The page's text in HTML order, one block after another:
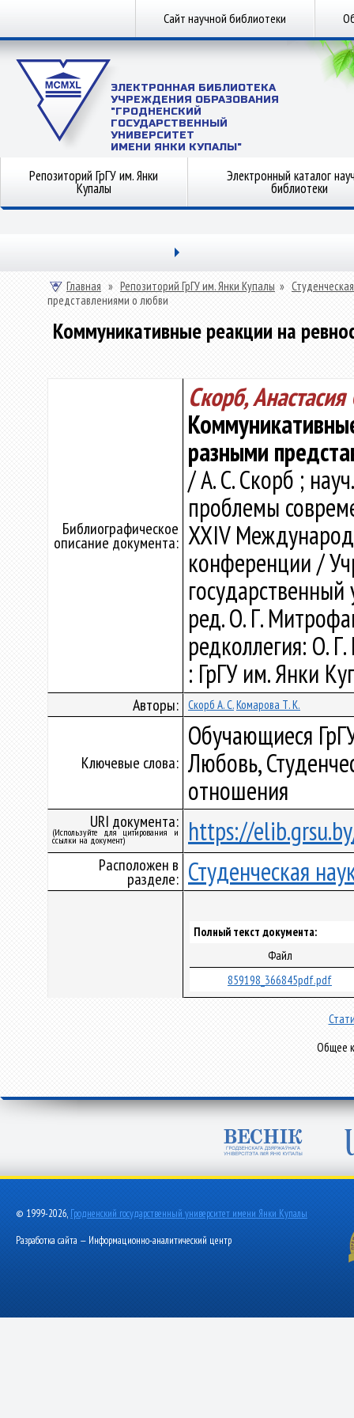
Сайт научной библиотеки
ЭЛЕКТРОННАЯ БИБЛИОТЕКА
УЧРЕЖДЕНИЯ ОБРАЗОВАНИЯ
"ГРОДНЕНСКИЙ
ГОСУДАРСТВЕННЫЙ
УНИВЕРСИТЕТ
ИМЕНИ ЯНКИ КУПАЛЫ"
Репозиторий ГрГУ им. Янки
Купалы
Электронный каталог
библиотеки
Главная » Репозиторий ГрГУ им. Янки Купалы »
представлениями о любви
Коммуникативные реакции на
Библиографическое
описание документа:
Скорб,
разными
/ А. С. Скорб ;
проблемы
XXIV
конференции /
ред. О. Г.
редколлегия: О.
: ГрГУ им. Янки
Авторы: Скорб А. С.Комарова Т. К.
Ключевые слова:
Обучающиеся
Любовь,
отношения
URI документа:
(Используйте для цитирования и
ссылки на документ) https://
Расположен в
разделе: Студенческая
Полный текст документа:
Файл
859198_366845pdf.pdf
Общее
© 1999-2026, Гродненский государственный университет имени Янки Купалы
Разработка сайта — Информационно-аналитический центр